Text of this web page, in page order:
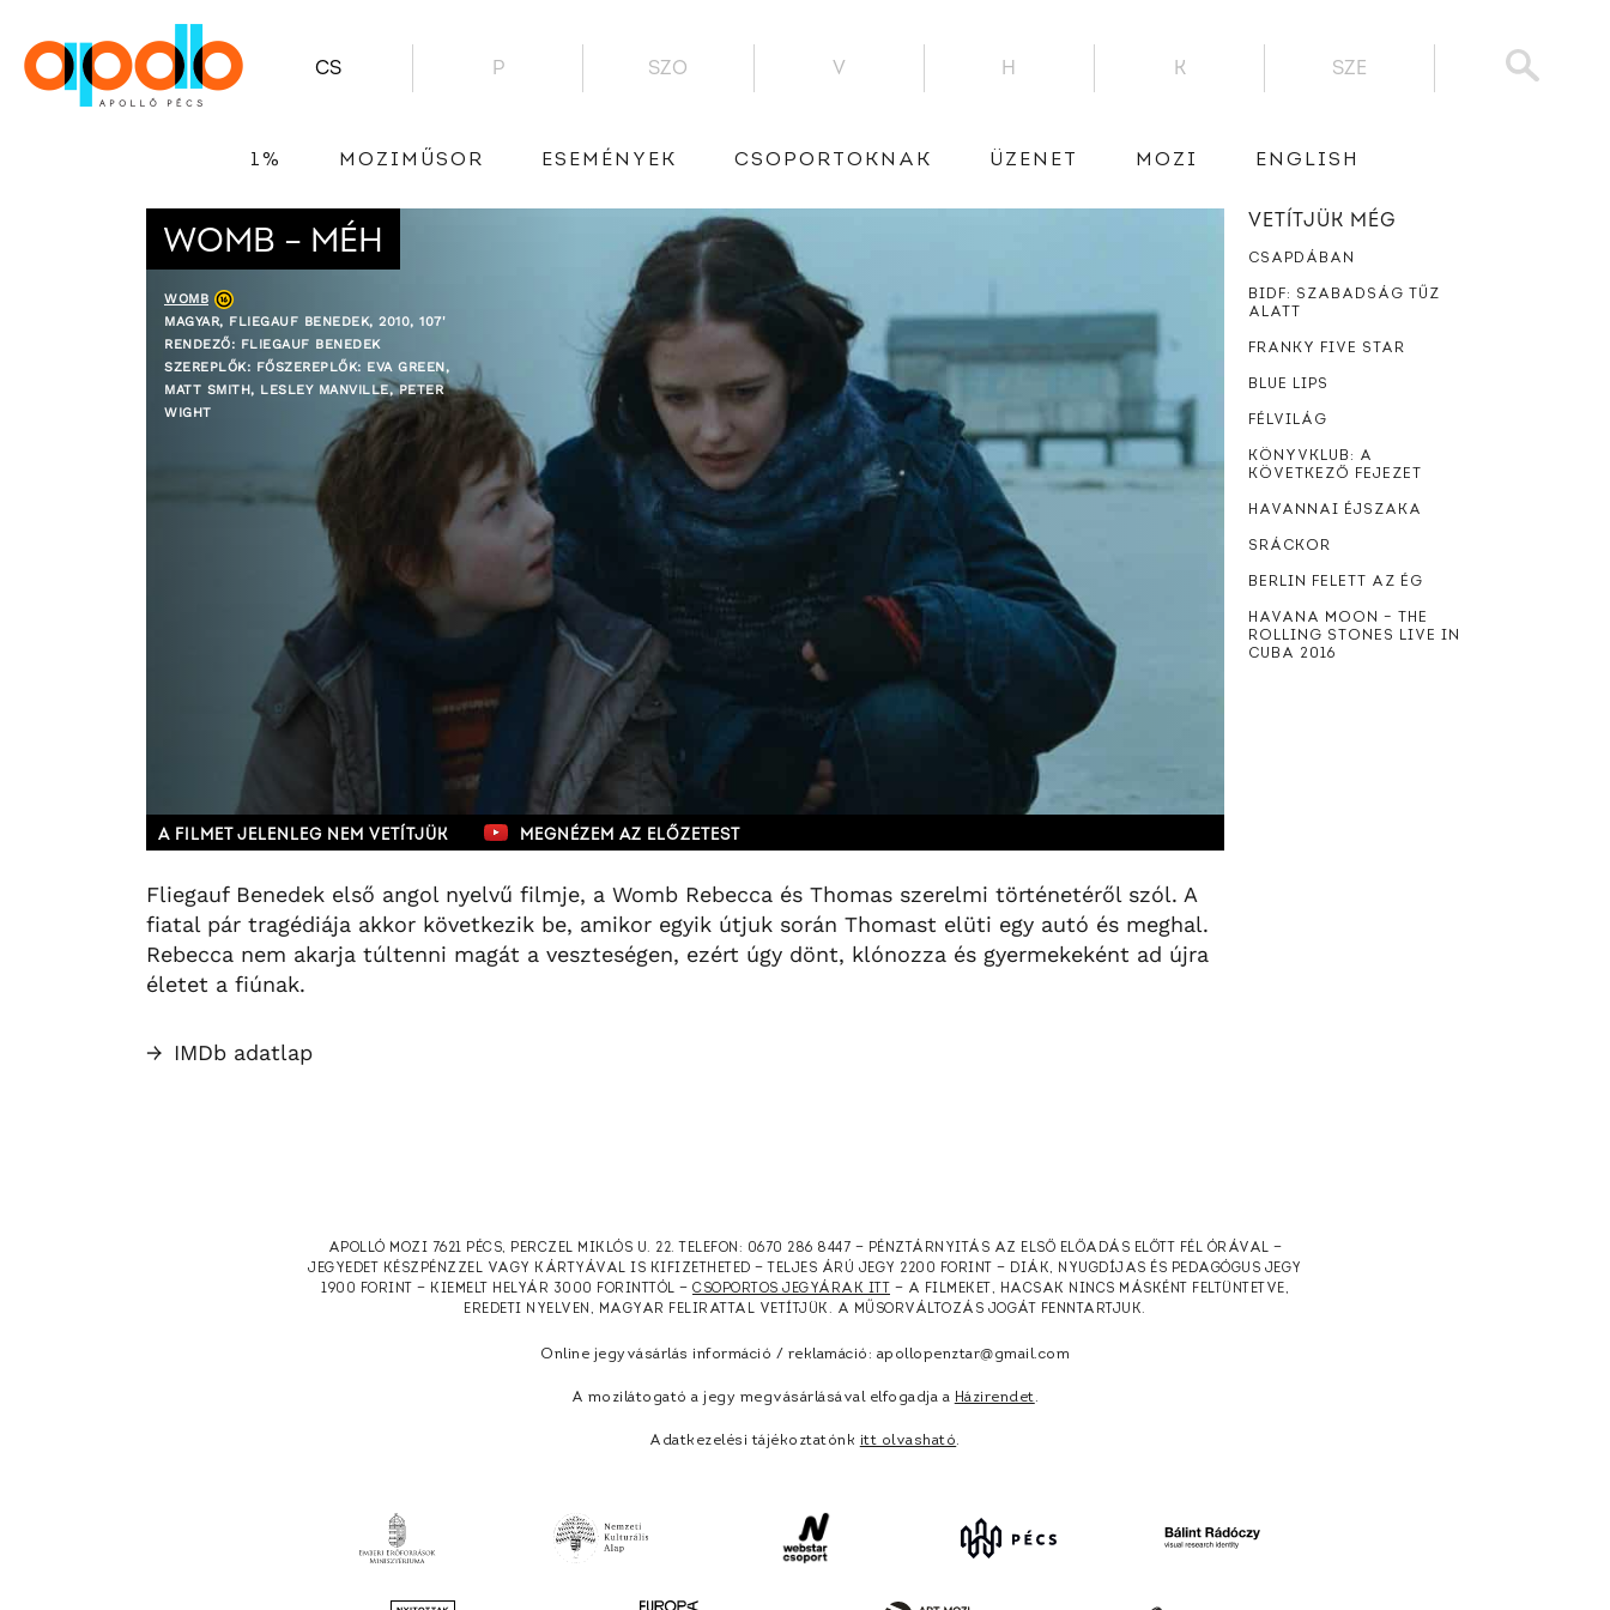
CS P SZO V H K SZE
1% MOZIMŰSOR ESEMÉNYEK CSOPORTOKNAK ÜZENET MOZI ENGLISH
WOMB – MÉH
WOMB
MAGYAR, FLIEGAUF BENEDEK, 2010, 107'
RENDEZŐ: FLIEGAUF BENEDEK
SZEREPLŐK: FŐSZEREPLŐK: EVA GREEN,
MATT SMITH, LESLEY MANVILLE, PETER
WIGHT
A FILMET JELENLEG NEM VETÍTJÜK MEGNÉZEM AZ ELŐZETEST
Fliegauf Benedek első angol nyelvű filmje, a Womb Rebecca és Thomas szerelmi történetéről szól. A
fiatal pár tragédiája akkor következik be, amikor egyik útjuk során Thomast elüti egy autó és meghal.
Rebecca nem akarja túltenni magát a veszteségen, ezért úgy dönt, klónozza és gyermekeként ad újra
életet a fiúnak.
→ IMDb adatlap
VETÍTJÜK MÉG
CSAPDÁBAN
BIDF: SZABADSÁG TŰZ
ALATT
FRANKY FIVE STAR
BLUE LIPS
FÉLVILÁG
KÖNYVKLUB: A
KÖVETKEZŐ FEJEZET
HAVANNAI ÉJSZAKA
SRÁCKOR
BERLIN FELETT AZ ÉG
HAVANA MOON – THE
ROLLING STONES LIVE IN
CUBA 2016
APOLLÓ MOZI 7621 PÉCS, PERCZEL MIKLÓS U. 22. TELEFON: 0670 286 8447 — PÉNZTÁRNYITÁS AZ ELSŐ ELŐADÁS ELŐTT FÉL ÓRÁVAL —
JEGYEDET KÉSZPÉNZZEL VAGY KÁRTYÁVAL IS KIFIZETHETED — TELJES ÁRÚ JEGY 2200 FORINT — DIÁK, NYUGDÍJAS ÉS PEDAGÓGUS JEGY
1900 FORINT — KIEMELT HELYÁR 3000 FORINTTÓL — CSOPORTOS JEGYÁRAK ITT
— A FILMEKET, HACSAK NINCS MÁSKÉNT FELTÜNTETVE,
EREDETI NYELVEN, MAGYAR FELIRATTAL VETÍTJÜK. A MŰSORVÁLTOZÁS JOGÁT FENNTARTJUK.
Online jegyvásárlás információ / reklamáció: apollopenztar@gmail.com
A mozilátogató a jegy megvásárlásával elfogadja a Házirendet.
Adatkezelési tájékoztatónk itt olvasható.